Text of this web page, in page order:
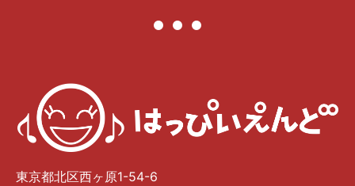
東京都北区西ヶ原1-54-6